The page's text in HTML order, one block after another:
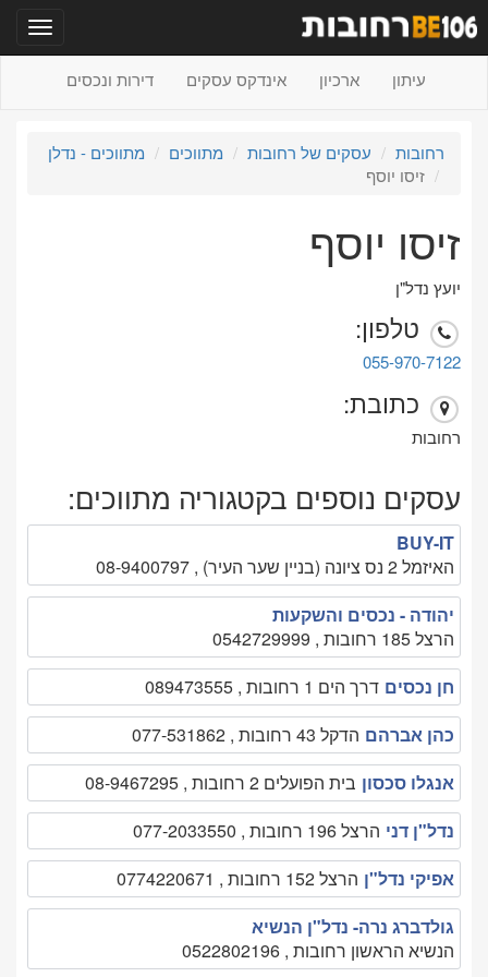
עיתון ארכיון אינדקס עסקים דירות ונכסים
רחובות עסקים של רחובות מתווכים
מתווכים - נדלן
זיסו יוסף
זיסו יוסף
יועץ נדל"ן
טלפון:
055-970-7122
כתובת:
רחובות
עסקים נוספים בקטגוריה מתווכים:
BUY-IT
האיזמל 2 נס ציונה (בניין שער העיר) , 08-9400797
יהודה - נכסים והשקעות
הרצל 185 רחובות , 0542729999
חן נכסים דרך הים 1 רחובות , 089473555
כהן אברהם הדקל 43 רחובות , 077-531862
אנגלו סכסון בית הפועלים 2 רחובות , 08-9467295
נדל"ן דני הרצל 196 רחובות , 077-2033550
אפיקי נדל"ן הרצל 152 רחובות , 0774220671
גולדברג נרה- נדל"ן הנשיא
הנשיא הראשון רחובות , 0522802196